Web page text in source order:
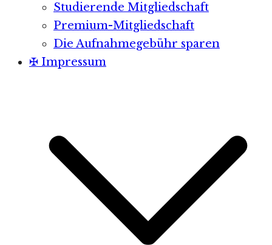
Studierende Mitgliedschaft
Premium-Mitgliedschaft
Die Aufnahmegebühr sparen
✠ Impressum